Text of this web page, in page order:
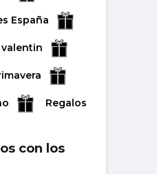
España
valentin
Regalos
con los